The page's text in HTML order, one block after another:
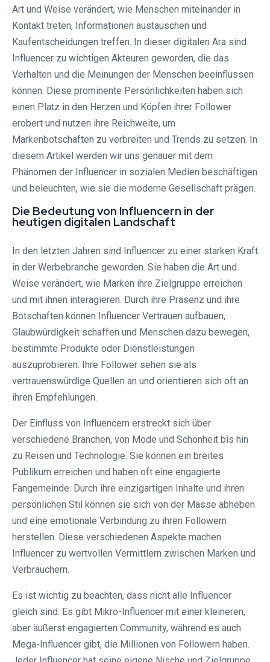
Art und Weise verändert, wie Menschen miteinander in
Kontakt treten, Informationen austauschen und
Kaufentscheidungen treffen. In dieser digitalen Ära sind
Influencer zu wichtigen Akteuren geworden, die das
Verhalten und die Meinungen der Menschen beeinflussen
können. Diese prominente Persönlichkeiten haben sich
einen Platz in den Herzen und Köpfen ihrer Follower
erobert und nutzen ihre Reichweite, um
Markenbotschaften zu verbreiten und Trends zu setzen. In
diesem Artikel werden wir uns genauer mit dem
Phänomen der Influencer in sozialen Medien beschäftigen
und beleuchten, wie sie die moderne Gesellschaft prägen.
Die Bedeutung von Influencern in der
heutigen digitalen Landschaft
In den letzten Jahren sind Influencer zu einer starken Kraft
in der Werbebranche geworden. Sie haben die Art und
Weise verändert, wie Marken ihre Zielgruppe erreichen
und mit ihnen interagieren. Durch ihre Präsenz und ihre
Botschaften können Influencer Vertrauen aufbauen,
Glaubwürdigkeit schaffen und Menschen dazu bewegen,
bestimmte Produkte oder Dienstleistungen
auszuprobieren. Ihre Follower sehen sie als
vertrauenswürdige Quellen an und orientieren sich oft an
ihren Empfehlungen.
Der Einfluss von Influencern erstreckt sich über
verschiedene Branchen, von Mode und Schönheit bis hin
zu Reisen und Technologie. Sie können ein breites
Publikum erreichen und haben oft eine engagierte
Fangemeinde. Durch ihre einzigartigen Inhalte und ihren
persönlichen Stil können sie sich von der Masse abheben
und eine emotionale Verbindung zu ihren Followern
herstellen. Diese verschiedenen Aspekte machen
Influencer zu wertvollen Vermittlern zwischen Marken und
Verbrauchern.
Es ist wichtig zu beachten, dass nicht alle Influencer
gleich sind. Es gibt Mikro-Influencer mit einer kleineren,
aber äußerst engagierten Community, während es auch
Mega-Influencer gibt, die Millionen von Followern haben.